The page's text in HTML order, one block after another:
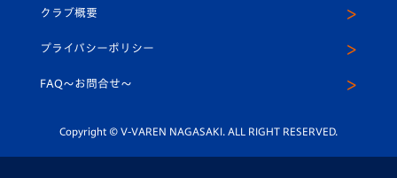
平和祈念活動
ホームタウン活動
スクール
ヴィヴィくんインスタグラム
公式LINE＠
クラブ概要
プライバシーポリシー
FAQ〜お問合せ〜
Copyright © V-VAREN NAGASAKI. ALL RIGHT RESERVED.